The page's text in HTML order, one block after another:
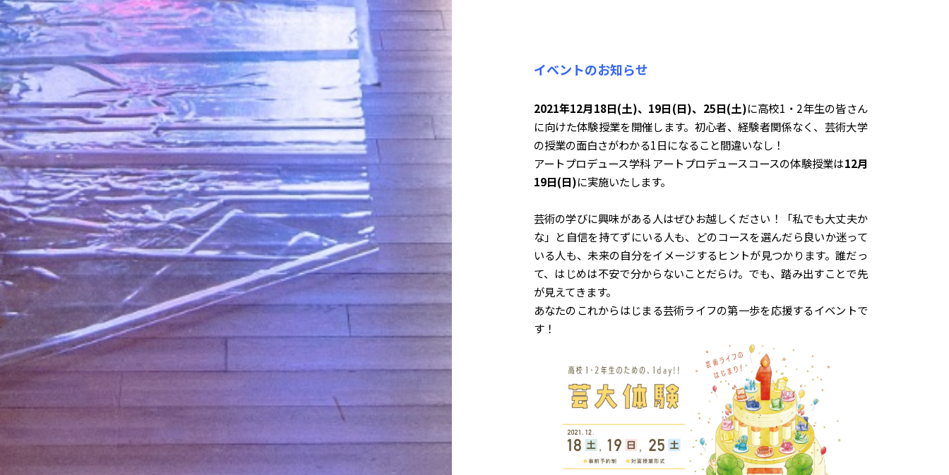
イベントのお知らせ
2021年12月18日(土)、19日(日)、25日(土)に高校1・2年生の皆さん
に向けた体験授業を開催します。初心者、経験者関係なく、芸術大学
の授業の面白さがわかる1日になること間違いなし！
アートプロデュース学科 アートプロデュースコースの体験授業は12月
19日(日)に実施いたします。
芸術の学びに興味がある人はぜひお越しください！「私でも大丈夫か
な」と自信を持てずにいる人も、どのコースを選んだら良いか迷って
いる人も、未来の自分をイメージするヒントが見つかります。誰だっ
て、はじめは不安で分からないことだらけ。でも、踏み出すことで先
が見えてきます。
あなたのこれからはじまる芸術ライフの第一歩を応援するイベントで
す！